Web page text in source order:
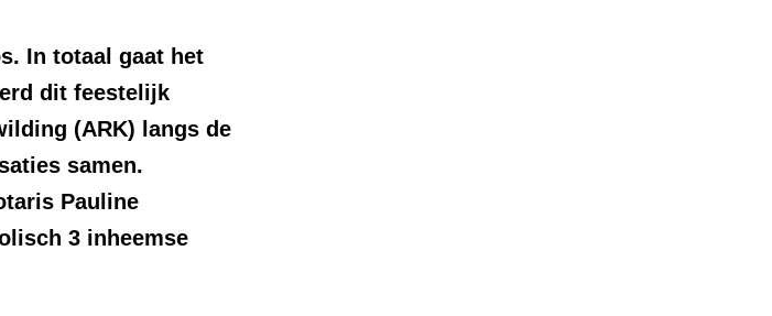
In totaal gaat het
dit feestelijk
(ARK) langs de
samen.
Pauline
3 inheemse